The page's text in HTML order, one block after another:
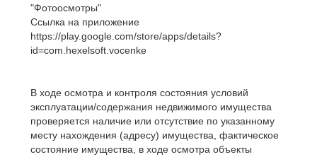
"Фотоосмотры"
Ссылка на приложение
https://play.google.com/store/apps/details?
id=com.hexelsoft.vocenke
В ходе осмотра и контроля состояния условий
эксплуатации/содержания недвижимого имущества
проверяется наличие или отсутствие по указанному
месту нахождения (адресу) имущества, фактическое
состояние имущества, в ходе осмотра объекты